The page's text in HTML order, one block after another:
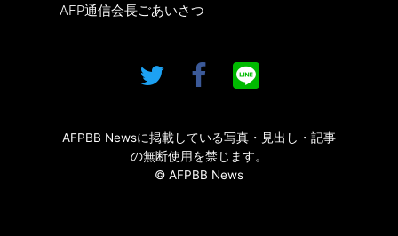
AFP通信会長ごあいさつ
AFPBB Newsに掲載している写真・見出し・記事
の無断使用を禁じます。
© AFPBB News